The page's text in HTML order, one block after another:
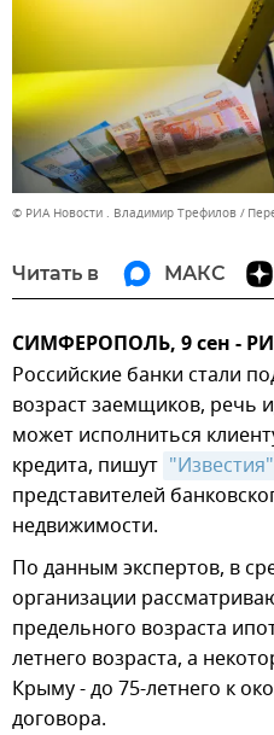
© РИА Новости . Владимир Трефилов
Читать в МАКС
СИМФЕРОПОЛЬ, 9 сен -
Российские банки стали
возраст заемщиков, речь
может исполниться
кредита, пишут "Известия"
представителей
недвижимости.
По данным экспертов, в
организации
предельного возраста
летнего возраста, а
Крыму - до 75-летнего к
договора.